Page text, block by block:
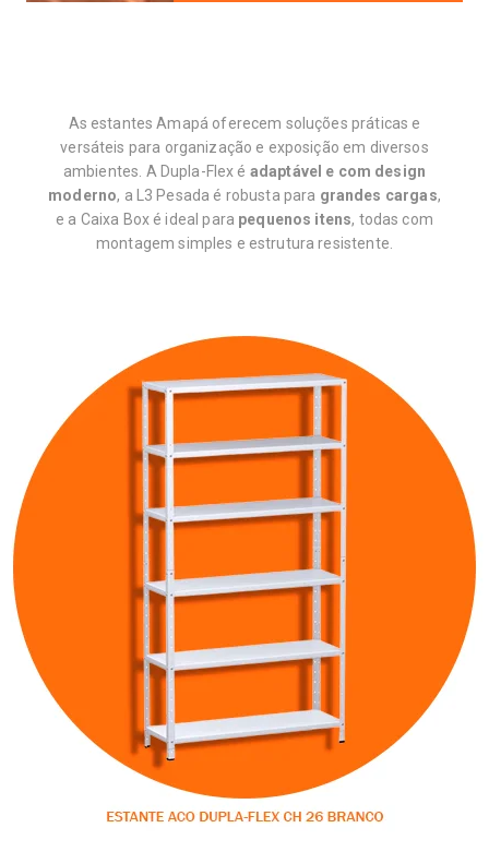
As estantes Amapá oferecem soluções práticas e
versáteis para organização e exposição em diversos
ambientes. A Dupla-Flex é adaptável e com design
moderno, a L3 Pesada é robusta para grandes cargas,
e a Caixa Box é ideal para pequenos itens, todas com
montagem simples e estrutura resistente.